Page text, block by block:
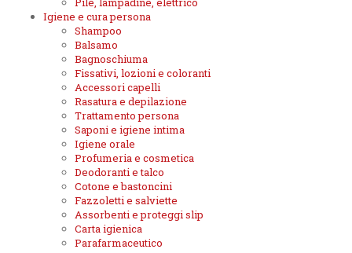
Igiene e cura persona
Shampoo
Balsamo
Bagnoschiuma
Fissativi, lozioni e coloranti
Accessori capelli
Rasatura e depilazione
Trattamento persona
Saponi e igiene intima
Igiene orale
Profumeria e cosmetica
Deodoranti e talco
Cotone e bastoncini
Fazzoletti e salviette
Assorbenti e proteggi slip
Carta igienica
Parafarmaceutico